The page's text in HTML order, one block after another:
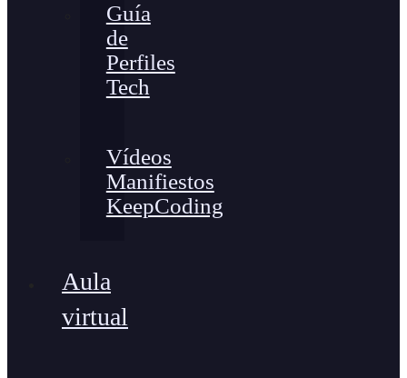
Guía
de
Perfiles
Tech
Vídeos
Manifiestos
KeepCoding
Aula
virtual